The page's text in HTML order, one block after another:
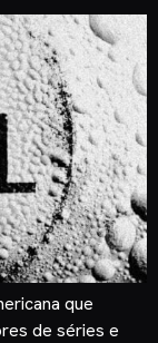
que
de séries e